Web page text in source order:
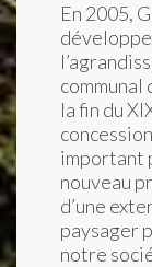
En 2005,
la fin du
important
nouveau
d’une
paysager
notre